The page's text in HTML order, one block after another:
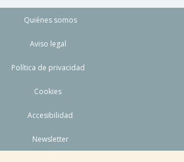
Quiénes somos
Aviso legal
Política de privacidad
Cookies
Accesibilidad
Newsletter